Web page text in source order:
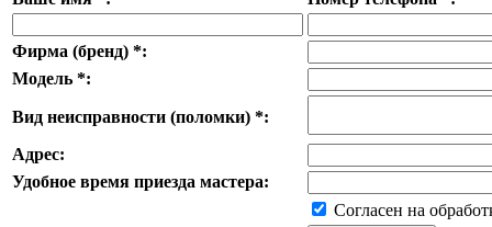
Фирма (бренд) *:
Модель *:
Вид неисправности (поломки) *:
Адрес:
Удобное время приезда мастера:
Согласен на